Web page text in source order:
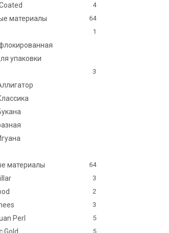
4
материалы 64
1
упаковки
3
материалы
64
3
2
3
Perl 5
5